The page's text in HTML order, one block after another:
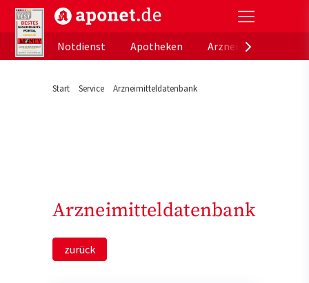
aponet.de - Das offizielle Gesundheitsportal der
Notdienst
Apotheken
Start Service Arzneimitteldatenbank
Arzneimitteldatenbank
zurück